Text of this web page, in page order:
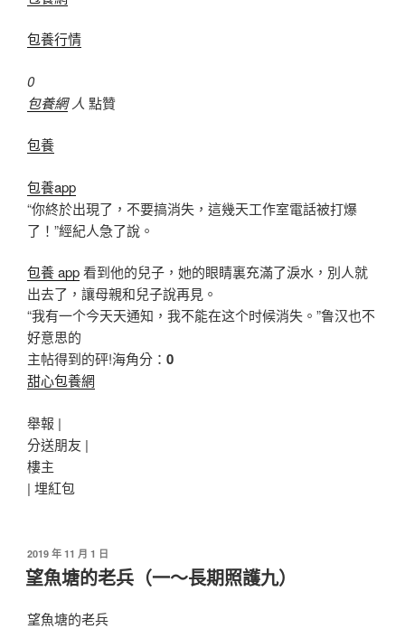
包養行情
0
包養網人 點贊
包養
包養app
“你終於出現了，不要搞消失，這幾天工作室電話被打爆
了！”經紀人急了說。
包養 app看到他的兒子，她的眼睛裏充滿了淚水，別人就
出去了，讓母親和兒子說再見。
“我有一个今天天通知，我不能在这个时候消失。”鲁汉也不
好意思的
主帖得到的砰!海角分： 0
甜心包養網
舉報 |
分送朋友 |
樓主
| 埋紅包
發
佈
於
2019 年 11 月 1 日
望魚塘的老兵（一～長期照護九）
望魚塘的老兵